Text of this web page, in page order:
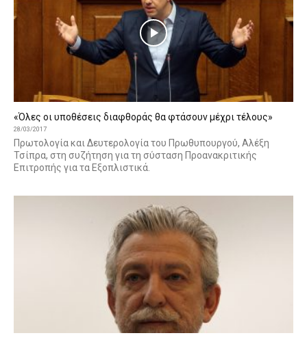
«Όλες οι υποθέσεις διαφθοράς θα φτάσουν μέχρι τέλους»
28/03/2017
Πρωτολογία και Δευτερολογία του Πρωθυπουργού, Αλέξη
Τσίπρα, στη συζήτηση για τη σύσταση Προανακριτικής
Επιτροπής για τα Εξοπλιστικά.